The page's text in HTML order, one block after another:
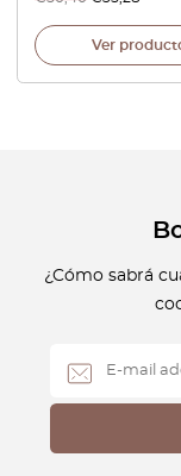
Ver
¿Cómo sabrá